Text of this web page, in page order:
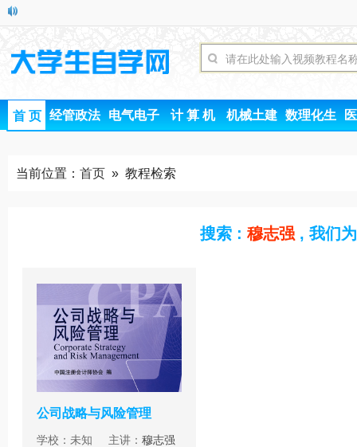
首 页 经管政法 电气电子 计 算 机 机械土建 数理化生
当前位置： 首页 » 教程检索
搜索 : 穆志强 , 我们
公司战略与风险管理
学校：未知 主讲： 穆志强